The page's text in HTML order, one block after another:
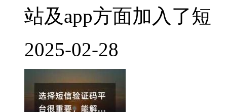
站及app方面加入了短
2025-02-28